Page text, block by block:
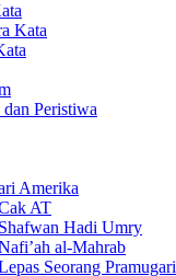
Kata
Peristiwa
Amerika
AT
Hadi Umry
al-Mahrab
Seorang Pramugari